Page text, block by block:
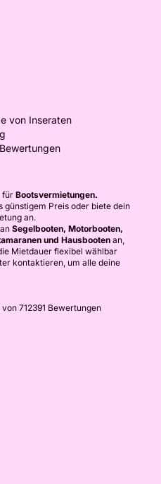
von Inseraten
für Bootsvermietungen.
günstigem Preis oder biete dein
an.
Segelbooten, Motorbooten,
und Hausbooten an,
Mietdauer flexibel wählbar
kontaktieren, um alle deine
712391 Bewertungen